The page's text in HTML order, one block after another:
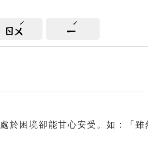
ㄖㄨ ㄧ
於困境卻能甘心安受。如：「